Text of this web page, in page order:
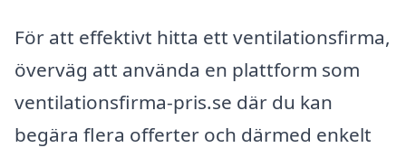
För att effektivt hitta ett ventilationsfirma,
överväg att använda en plattform som
ventilationsfirma-pris.se där du kan
begära flera offerter och därmed enkelt